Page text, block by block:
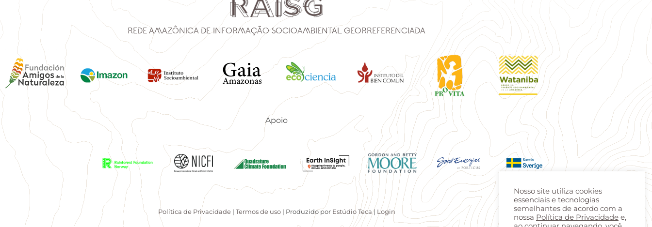
Rede Amazônica de Informação Socioambiental Georreferenciada
Apoio
Política de Privacidade| Termos de uso| Produzido por Estúdio Teca| Login
Nosso site utiliza cookies
essenciais e tecnologias
semelhantes de acordo com a
nossa Política de Privacidade e,